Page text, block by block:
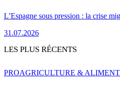
L’Espagne sous pression : la crise
31.07.2026
LES PLUS RÉCENTS
PROAGRICULTURE &